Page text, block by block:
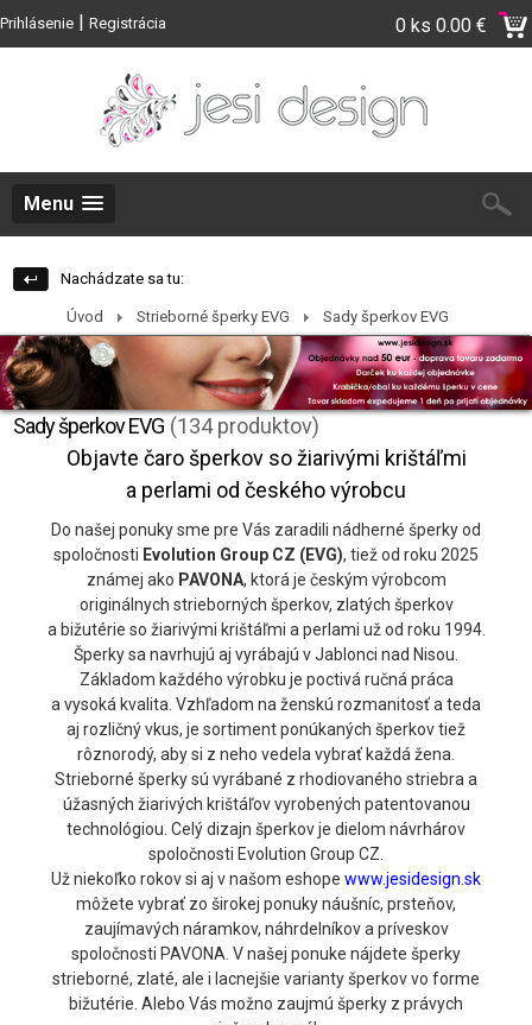
Prihlásenie | Registrácia 0 ks 0.00 €
Menu
Nachádzate sa tu:
Úvod Strieborné šperky EVG Sady šperkov EVG
Sady šperkov EVG (134 produktov)
Objavte čaro šperkov so žiarivými krištáľmi
a perlami od českého výrobcu
Do našej ponuky sme pre Vás zaradili nádherné šperky od
spoločnosti Evolution Group CZ (EVG), tiež od roku 2025
známej ako PAVONA, ktorá je českým výrobcom
originálnych strieborných šperkov, zlatých šperkov
a bižutérie so žiarivými krištáľmi a perlami už od roku 1994.
Šperky sa navrhujú aj vyrábajú v Jablonci nad Nisou.
Základom každého výrobku je poctivá ručná práca
a vysoká kvalita. Vzhľadom na ženskú rozmanitosť a teda
aj rozličný vkus, je sortiment ponúkaných šperkov tiež
rôznorodý, aby si z neho vedela vybrať každá žena.
Strieborné šperky sú vyrábané z rhodiovaného striebra a
úžasných žiarivých krištáľov vyrobených patentovanou
technológiou. Celý dizajn šperkov je dielom návrhárov
spoločnosti Evolution Group CZ.
Už niekoľko rokov si aj v našom eshope www.jesidesign.sk
môžete vybrať zo širokej ponuky náušníc, prsteňov,
zaujímavých náramkov, náhrdelníkov a príveskov
spoločnosti PAVONA. V našej ponuke nájdete šperky
strieborné, zlaté, ale i lacnejšie varianty šperkov vo forme
bižutérie. Alebo Vás možno zaujmú šperky z právych